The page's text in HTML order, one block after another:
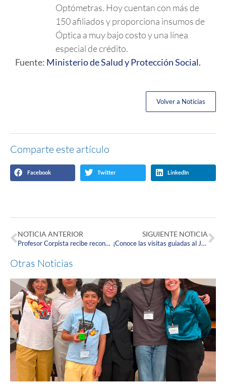
Optómetras. Hoy cuentan con más de
150 afiliados y proporciona insumos de
Óptica a muy bajo costo y una línea
especial de crédito.
Fuente: Ministerio de Salud y Protección Social.
Volver a Noticias
Comparte este artículo
Facebook Twitter LinkedIn
NOTICIA ANTERIOR
Profesor Corpista recibe reconocimiento de la Sociedad Colombiana de Pediatría
SIGUIENTE NOTICIA
¡Conoce las visitas guiadas al Jardín Medicinal Jorge Piñeros Corpas!
Otras Noticias